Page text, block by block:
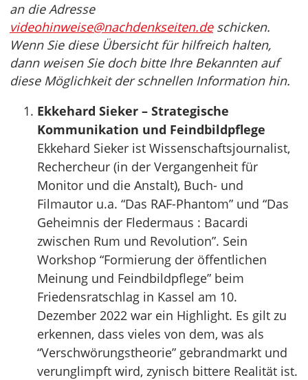
an die Adresse
videohinweise@nachdenkseiten.deschicken.
Wenn Sie diese Übersicht für hilfreich halten,
dann weisen Sie doch bitte Ihre Bekannten auf
diese Möglichkeit der schnellen Information hin.
Ekkehard Sieker – Strategische
Kommunikation und Feindbildpflege
Ekkehard Sieker ist Wissenschaftsjournalist,
Rechercheur (in der Vergangenheit für
Monitor und die Anstalt), Buch- und
Filmautor u.a. “Das RAF-Phantom” und “Das
Geheimnis der Fledermaus : Bacardi
zwischen Rum und Revolution”. Sein
Workshop “Formierung der öffentlichen
Meinung und Feindbildpflege” beim
Friedensratschlag in Kassel am 10.
Dezember 2022 war ein Highlight. Es gilt zu
erkennen, dass vieles von dem, was als
“Verschwörungstheorie” gebrandmarkt und
verunglimpft wird, zynisch bittere Realität ist.